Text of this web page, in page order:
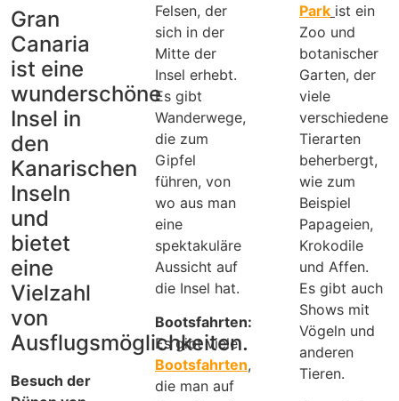
Gran
Canaria
ist eine
wunderschöne
Insel in
den
Kanarischen
Inseln
und
bietet
eine
Vielzahl
von
Ausflugsmöglichkeiten.
Besuch der
Felsen, der
sich in der
Mitte der
Insel erhebt.
Es gibt
Wanderwege,
die zum
Gipfel
führen, von
wo aus man
eine
spektakuläre
Aussicht auf
die Insel hat.
Bootsfahrten:
Es gibt viele
Bootsfahrten,
die man auf
Park ist ein
Zoo und
botanischer
Garten, der
viele
verschiedene
Tierarten
beherbergt,
wie zum
Beispiel
Papageien,
Krokodile
und Affen.
Es gibt auch
Shows mit
Vögeln und
anderen
Tieren.